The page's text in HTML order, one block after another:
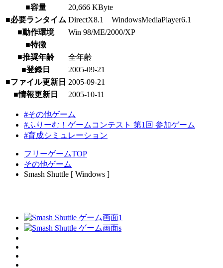
■容量
20,666 KByte
■必要ランタイム DirectX8.1 WindowsMediaPlayer6.1
■動作環境
Win 98/ME/2000/XP
■特徴
■推奨年齢
全年齢
■登録日
2005-09-21
■ファイル更新日 2005-09-21
■情報更新日
2005-10-11
#その他ゲーム
#ふりーむ！ゲームコンテスト 第1回 参加ゲーム
#育成シミュレーション
フリーゲームTOP
その他ゲーム
Smash Shuttle [ Windows ]